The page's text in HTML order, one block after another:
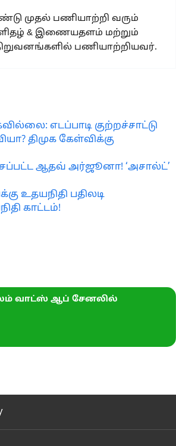
முதல் பணியாற்றி வரும்
& இணையதளம் மற்றும்
பணியாற்றியவர்.
எடப்பாடி குற்றச்சாட்டு
திமுக கேள்விக்கு
ஆதவ் அர்ஜூனா! ‘அசால்ட்’
உதயநிதி பதிலடி
காட்டம்!
வாட்ஸ் ஆப் சேனலில்